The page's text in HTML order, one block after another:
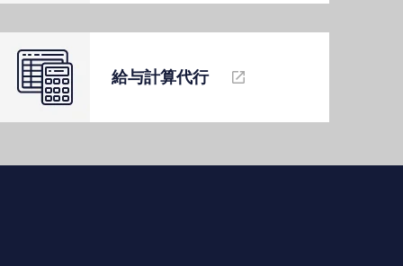
給与計算代⾏